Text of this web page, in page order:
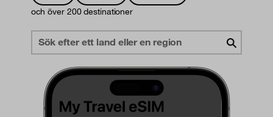
och över 200 destinationer